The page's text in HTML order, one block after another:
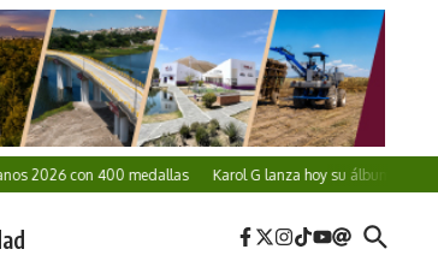
con 400 medallas Karol G lanza hoy su álbum ‘No Me